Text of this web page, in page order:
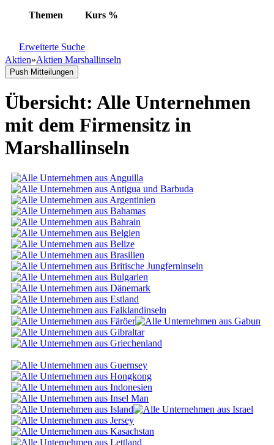
Themen Kurs %
Erweiterte Suche
Aktien»Aktien Marshallinseln
Push Mitteilungen
Übersicht: Alle Unternehmen
mit dem Firmensitz in
Marshallinseln